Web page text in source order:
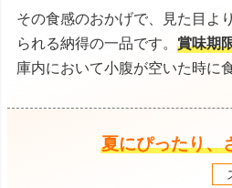
その食感のおかげで、見た目よ
られる納得の一品です。 賞味期
庫内において小腹が空いた時に
夏にぴったり、